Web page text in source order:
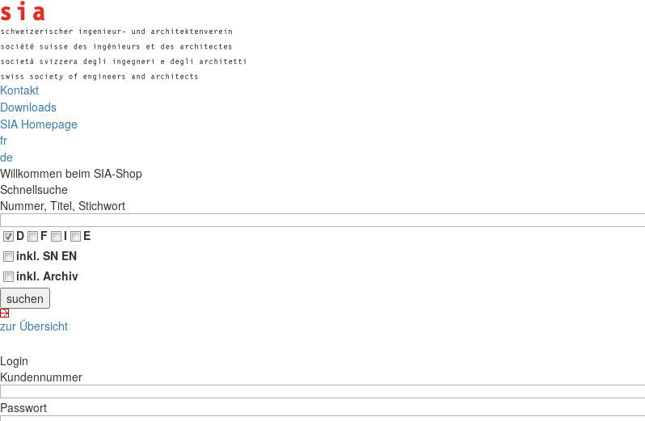
Kontakt
Downloads
SIA Homepage
fr
de
Willkommen beim SIA-Shop
Schnellsuche
Nummer, Titel, Stichwort
D
F I
E
inkl. SN EN
inkl. Archiv
zur Übersicht
Login
Kundennummer
Passwort